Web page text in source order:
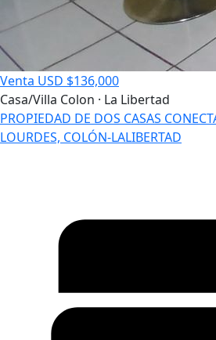
Venta USD $136,000
Casa/Villa Colon · La Libertad
PROPIEDAD DE DOS CASAS
LOURDES, COLÓN-LALIBERTAD